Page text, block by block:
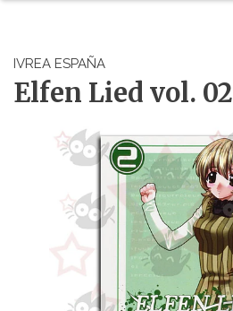
IVREA ESPAÑA
Elfen Lied vol. 02